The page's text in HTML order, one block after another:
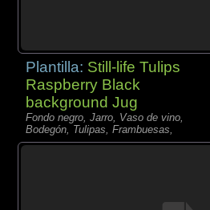
Plantilla: Still-life Tulips
Raspberry Black
background Jug
Fondo negro, Jarro, Vaso de vino,
Bodegón, Tulipas, Frambuesas,